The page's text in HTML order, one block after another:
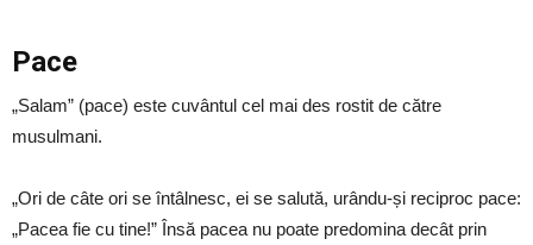
Pace
„Salam” (pace) este cuvântul cel mai des rostit de către
musulmani.
„Ori de câte ori se întâlnesc, ei se salută, urându-și reciproc pace:
„Pacea fie cu tine!” Însă pacea nu poate predomina decât prin